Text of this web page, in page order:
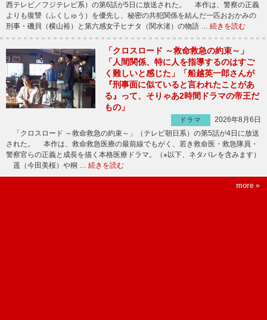
西テレビ／フジテレビ系）の第6話が5日に放送された。 本作は、警察の正義
よりも復讐（ふくしゅう）を優先し、秘密の共犯関係を結んだ一匹おおかみの
刑事・磯貝（横山裕）と第六感女子ヒナタ（関水渚）の物語 … 続きを読む
「クロスロード ～救命救急の約束～」
「人間関係、特に人を指導するのはすご
く難しいと感じた」「船越英一郎さんが
『刑事面に似ていると言われたことがあ
る』って、そりゃあ2時間ドラマの帝王だ
もの」
ドラマ
2026年8月6日
「クロスロード ～救命救急の約束～」（テレビ朝日系）の第5話が4日に放送
された。 本作は、救命救急医療の最前線でもがく、若き救命医・救急隊員・
警察官らの正義と成長を描く本格医療ドラマ。（※以下、ネタバレを含みます）
遥（今田美桜）や桐 … 続きを読む
more »